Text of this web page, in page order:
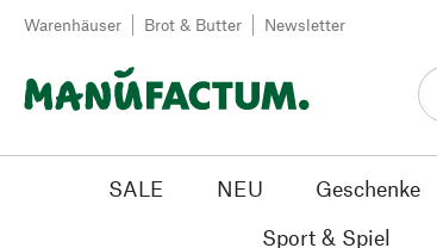
Zum Inhalt springen
Warenhäuser Brot & Butter Newsletter
SALE NEU Geschenke
Sport & Spiel